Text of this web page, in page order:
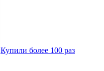
Купили более 100 раз